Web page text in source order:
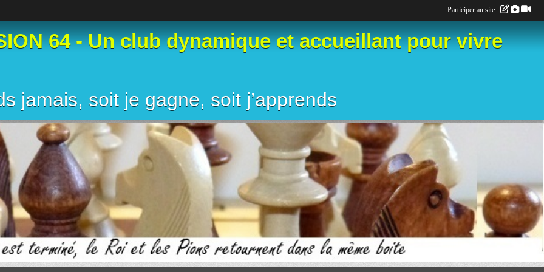
64 - Un club dynamique et accueillant pour vivre
jamais, soit je gagne, soit j’apprends
Participer au site :